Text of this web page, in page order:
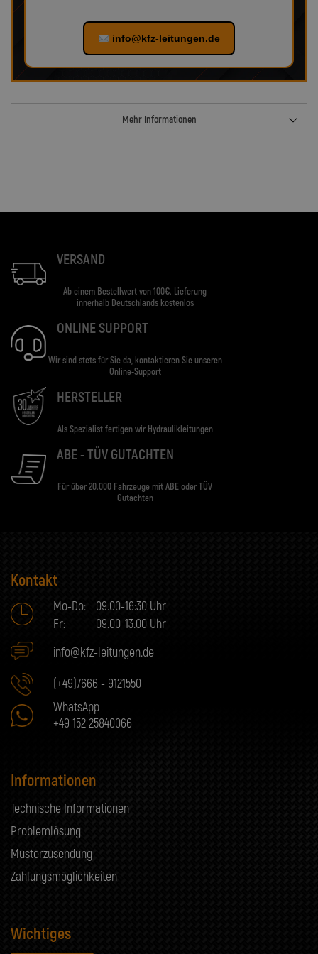
info@kfz-leitungen.de
Mehr Informationen
VERSAND
Ab einem Bestellwert von 100€. Lieferung
innerhalb Deutschlands kostenlos
ONLINE SUPPORT
Wir sind stets für Sie da, kontaktieren Sie unseren
Online-Support
HERSTELLER
Als Spezialist fertigen wir Hydraulikleitungen
ABE - TÜV GUTACHTEN
Für über 20.000 Fahrzeuge mit ABE oder TÜV
Gutachten
Kontakt
Mo-Do:
09.00-16:30 Uhr
Fr:
09.00-13.00 Uhr
info@kfz-leitungen.de
(+49)7666 - 9121550
WhatsApp
+49 152 25840066
Informationen
Technische Informationen
Problemlösung
Musterzusendung
Zahlungsmöglichkeiten
Wichtiges